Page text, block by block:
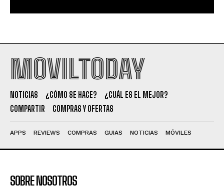
MOVILTODAY
NOTICIAS ¿CÓMO SE HACE?
¿CUÁL ES EL MEJOR?
COMPARTIR
COMPRAS Y OFERTAS
APPS REVIEWS COMPRAS GUIAS NOTICIAS MÓVILES
SOBRE NOSOTROS